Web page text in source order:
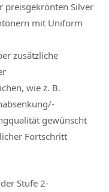
preisgekrönten Silver
mit Uniform
zusätzliche
wie z. B.
gewünscht
Fortschritt
Stufe 2-